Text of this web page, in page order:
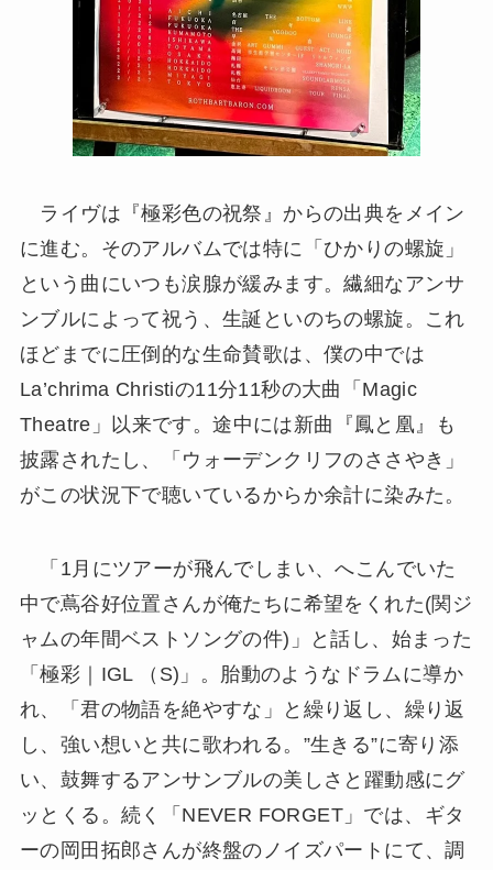
ライヴは『極彩色の祝祭』からの出典をメイン
に進む。そのアルバムでは特に「ひかりの螺旋」
という曲にいつも涙腺が緩みます。繊細なアンサ
ンブルによって祝う、生誕といのちの螺旋。これ
ほどまでに圧倒的な生命賛歌は、僕の中では
La’chrima Christiの11分11秒の大曲「Magic
Theatre」以来です。途中には新曲『鳳と凰』も
披露されたし、「ウォーデンクリフのささやき」
がこの状況下で聴いているからか余計に染みた。
「1月にツアーが飛んでしまい、へこんでいた
中で蔦谷好位置さんが俺たちに希望をくれた(関ジ
ャムの年間ベストソングの件)」と話し、始まった
「極彩｜IGL （S)」。胎動のようなドラムに導か
れ、「君の物語を絶やすな」と繰り返し、繰り返
し、強い想いと共に歌われる。”生きる”に寄り添
い、鼓舞するアンサンブルの美しさと躍動感にグ
ッとくる。続く「NEVER FORGET」では、ギタ
ーの岡田拓郎さんが終盤のノイズパートにて、調